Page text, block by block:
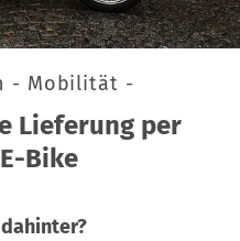
- Mobilität -
Lieferung per
Bike